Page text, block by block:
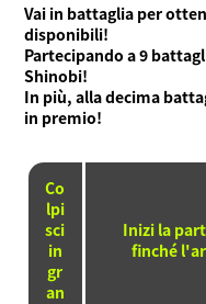
Vai in battaglia per
disponibili!
Partecipando a 9
Shinobi!
In più, alla decima
in premio!
Co
lpi
sci
in
gr
an
Inizi la
finché